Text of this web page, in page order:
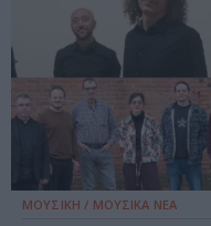
ΜΟΥΣΙΚΗ / ΜΟΥΣΙΚΑ ΝΕΑ